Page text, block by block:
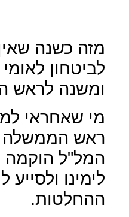
מזה כשנה
לביטחון
ומשנה לראש
מי שאחראי
ראש הממשלה
המל"ל הוקמה
לימינו
ההחלטות.